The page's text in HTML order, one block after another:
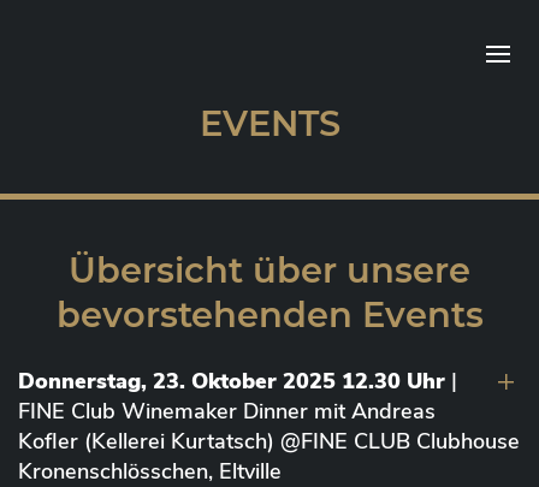
EVENTS
Übersicht über unsere
bevorstehenden Events
Donnerstag, 23. Oktober 2025 12.30 Uhr |
FINE Club Winemaker Dinner mit Andreas
Kofler (Kellerei Kurtatsch) @FINE CLUB Clubhouse
Kronenschlösschen, Eltville